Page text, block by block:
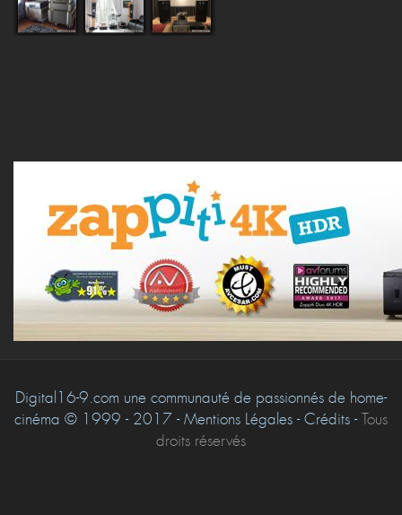
Digital16-9.com une communauté de passionnés de home-
cinéma © 1999 - 2017 - Mentions Légales - Crédits -Tous
droits réservés